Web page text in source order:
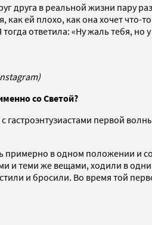
друга в реальной жизни пару
ей плохо, как она хочет
ответила: «Ну жаль тебя,
со Светой?
гастроэнтузиастами первой
примерно в одном положении
теми же вещами, ходили в
и бросили. Во время той